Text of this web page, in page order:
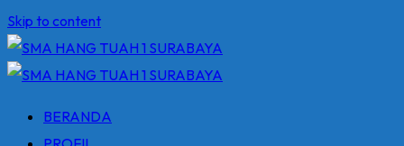
Skip to content
BERANDA